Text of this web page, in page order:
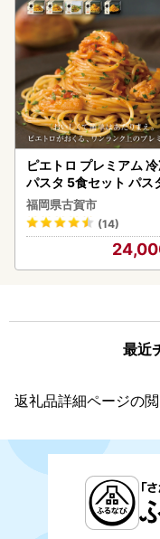
ピエトロ プレミアム
パスタ 5食セット パス
福岡県古賀市
(14)
最近
返礼品詳細ページの